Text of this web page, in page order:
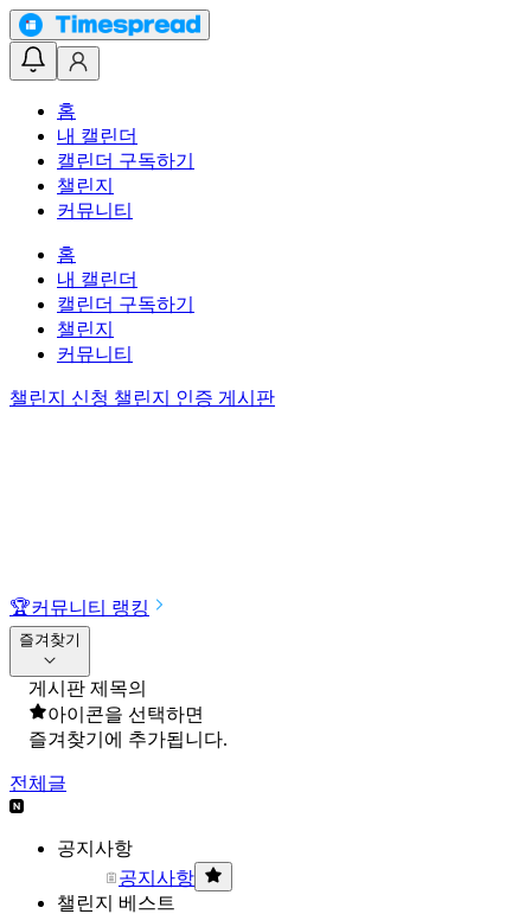
홈
내 캘린더
캘린더 구독하기
챌린지
커뮤니티
홈
내 캘린더
캘린더 구독하기
챌린지
커뮤니티
챌린지 신청 챌린지 인증 게시판
🏆커뮤니티 랭킹
즐겨찾기
게시판 제목의
아이콘을 선택하면
즐겨찾기에 추가됩니다.
전체글
공지사항
공지사항
챌린지 베스트